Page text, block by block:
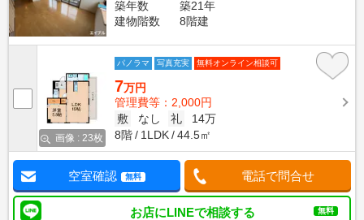
築年数
築21年
建物階数
8階建
画像 : 23枚
パノラマ 写真充実 無料オンライン相談可
7万円
管理費等：2,000円
敷
なし 礼
14万
8階
1LDK 44.5㎡
空室確認 無料 電話で問合せ
お店にLINEで相談する 無料